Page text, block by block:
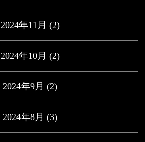
2024年11月 (2)
2024年10月 (2)
2024年9月 (2)
2024年8月 (3)